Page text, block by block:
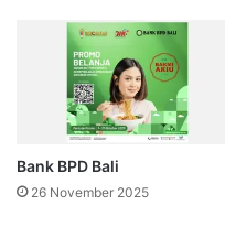
Bank BPD Bali
26 November 2025